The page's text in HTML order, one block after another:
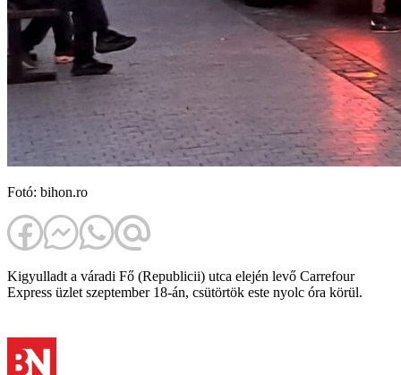
Fotó: bihon.ro
Kigyulladt a váradi Fő (Republicii) utca elején levő Carrefour
Express üzlet szeptember 18-án, csütörtök este nyolc óra körül.